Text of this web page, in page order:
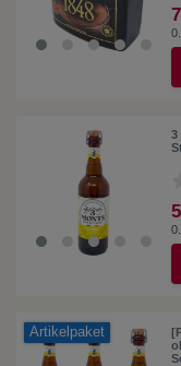
3
Artikelpaket